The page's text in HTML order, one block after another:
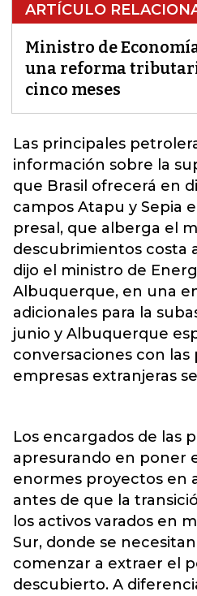
ARTÍCULO
Ministro de
una reforma
cinco meses
Las principales
información sobre la
que Brasil ofrecerá en
campos Atapu y Sepia
presal, que alberga el
descubrimientos costa
dijo el ministro de
Albuquerque, en una
adicionales para la
junio y Albuquerque
conversaciones con las
empresas extranjeras
Los encargados de las
apresurando en poner
enormes proyectos en
antes de que la
los activos varados en
Sur, donde se
comenzar a extraer el
descubierto. A